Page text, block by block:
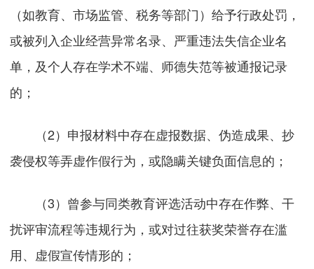
（如教育、市场监管、税务等部门）给予行政处罚，
或被列入企业经营异常名录、严重违法失信企业名
单，及个人存在学术不端、师德失范等被通报记录
的；
（2）申报材料中存在虚报数据、伪造成果、抄
袭侵权等弄虚作假行为，或隐瞒关键负面信息的；
（3）曾参与同类教育评选活动中存在作弊、干
扰评审流程等违规行为，或对过往获奖荣誉存在滥
用、虚假宣传情形的；